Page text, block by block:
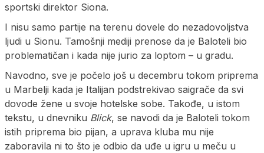
sportski direktor Siona.
I nisu samo partije na terenu dovele do nezadovoljstva
ljudi u Sionu. Tamošnji mediji prenose da je Baloteli bio
problematičan i kada nije jurio za loptom – u gradu.
Navodno, sve je počelo još u decembru tokom priprema
u Marbelji kada je Italijan podstrekivao saigrače da svi
dovode žene u svoje hotelske sobe. Takođe, u istom
tekstu, u dnevniku Blick, se navodi da je Baloteli tokom
istih priprema bio pijan, a uprava kluba mu nije
zaboravila ni to što je odbio da uđe u igru u meču u